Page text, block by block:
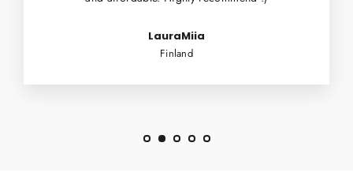
LauraMiia
Finland